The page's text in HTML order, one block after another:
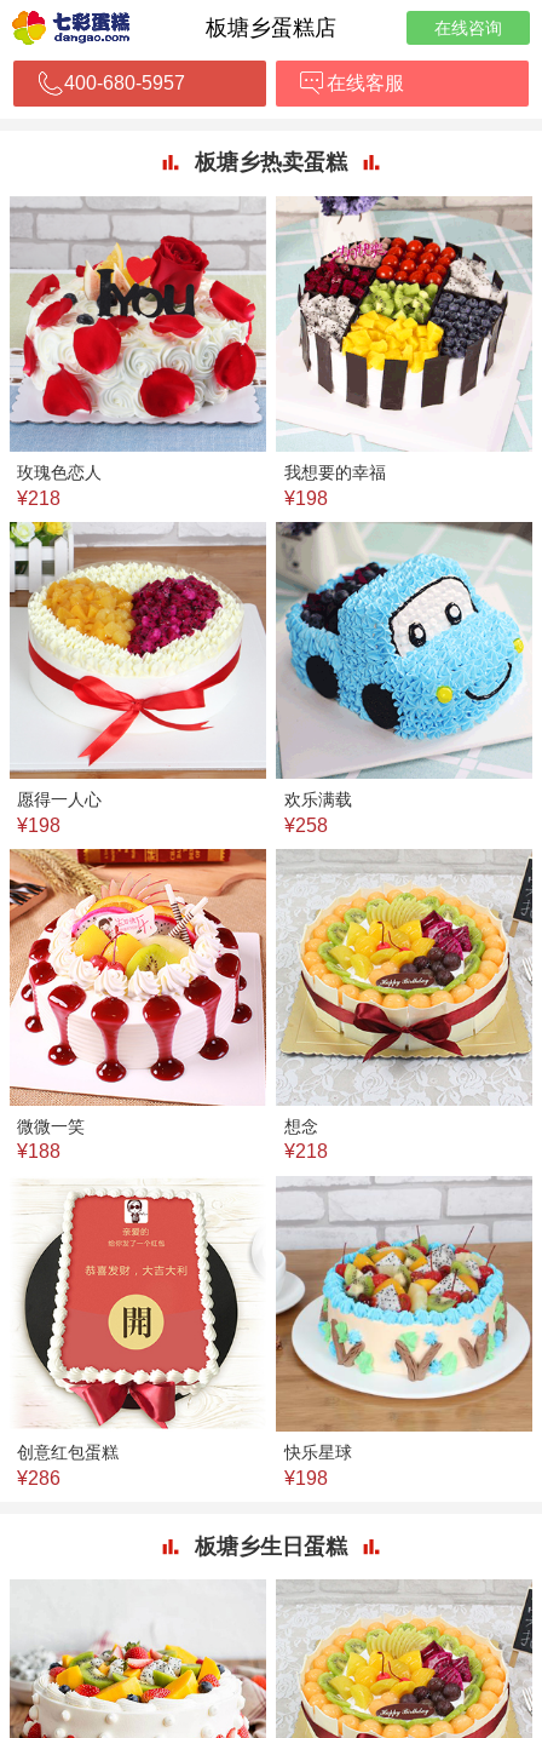
板塘乡蛋糕店 在线咨询
400-680-5957 在线客服
板塘乡热卖蛋糕
玫瑰色恋人
¥218
我想要的幸福
¥198
愿得一人心
¥198
欢乐满载
¥258
微微一笑
¥188
想念
¥218
创意红包蛋糕
¥286
快乐星球
¥198
板塘乡生日蛋糕